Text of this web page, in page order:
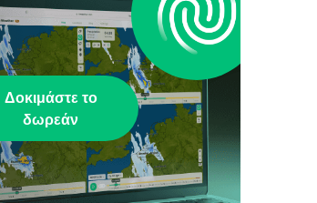
Δοκιμάστε το
δωρεάν